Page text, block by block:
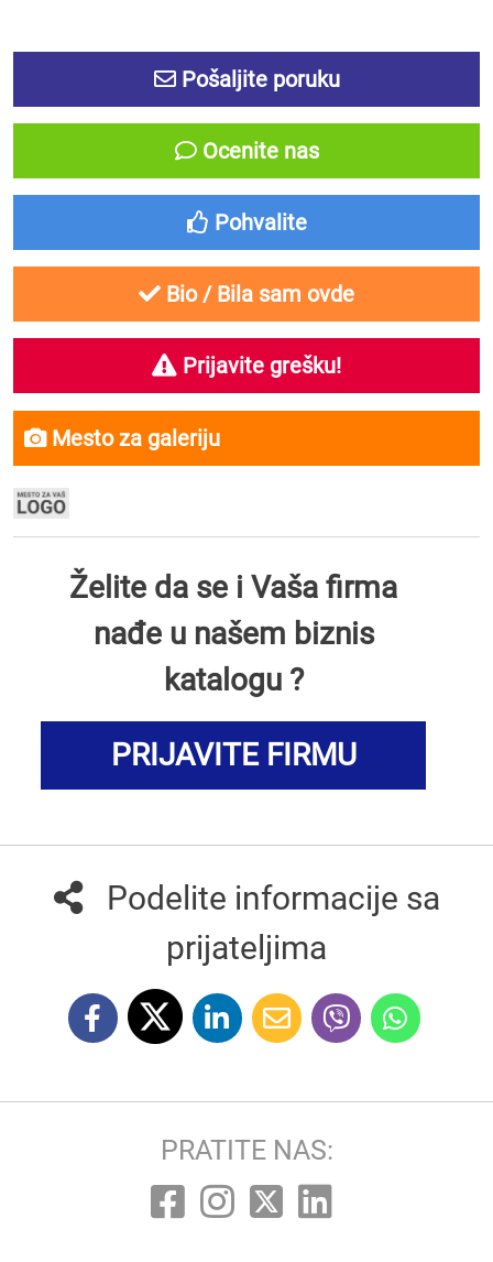
Pošaljite poruku
Ocenite nas
Pohvalite
Bio / Bila sam ovde
Prijavite grešku!
Mesto za galeriju
Želite da se i Vaša firma
nađe u našem biznis
katalogu ?
PRIJAVITE FIRMU
Podelite informacije sa
prijateljima
PRATITE NAS: